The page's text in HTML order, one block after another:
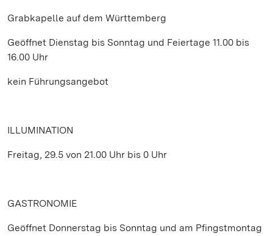
Grabkapelle auf dem Württemberg
Geöffnet Dienstag bis Sonntag und Feiertage 11.00 bis
16.00 Uhr
kein Führungsangebot
ILLUMINATION
Freitag, 29.5 von 21.00 Uhr bis 0 Uhr
GASTRONOMIE
Geöffnet Donnerstag bis Sonntag und am Pfingstmontag